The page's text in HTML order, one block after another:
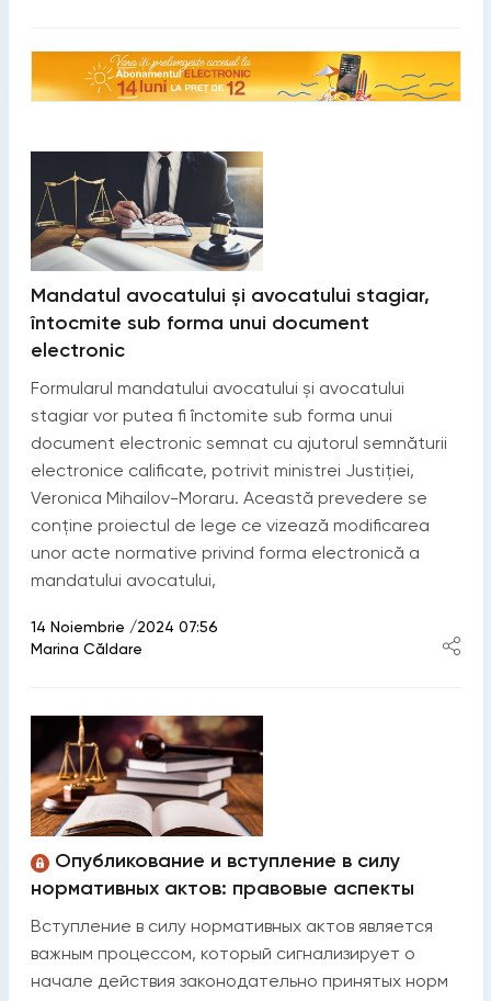
Mandatul avocatului și avocatului stagiar,
întocmite sub forma unui document
electronic
Formularul mandatului avocatului și avocatului
stagiar vor putea fi înctomite sub forma unui
document electronic semnat cu ajutorul semnăturii
electronice calificate, potrivit ministrei Justiției,
Veronica Mihailov-Moraru. Această prevedere se
conține proiectul de lege ce vizează modificarea
unor acte normative privind forma electronică a
mandatului avocatului,
14 Noiembrie /2024 07:56
Marina Căldare
Опубликование и вступление в силу
нормативных актов: правовые аспекты
Вступление в силу нормативных актов является
важным процессом, который сигнализирует о
начале действия законодательно принятых норм